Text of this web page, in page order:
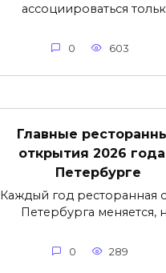
ассоциироваться
0 603
Главные
открытия 2026
Петербурге
Каждый год ресторанная
Петербурга меняется,
0 289